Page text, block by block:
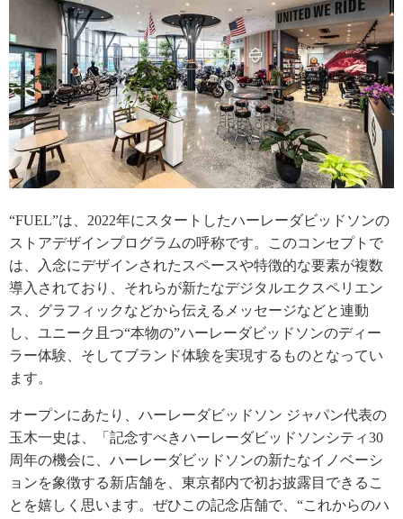
“FUEL”は、2022年にスタートしたハーレーダビッドソンの
ストアデザインプログラムの呼称です。このコンセプトで
は、入念にデザインされたスペースや特徴的な要素が複数
導入されており、それらが新たなデジタルエクスペリエン
ス、グラフィックなどから伝えるメッセージなどと連動
し、ユニーク且つ“本物の”ハーレーダビッドソンのディー
ラー体験、そしてブランド体験を実現するものとなってい
ます。
オープンにあたり、ハーレーダビッドソン ジャパン代表の
玉木一史は、「記念すべきハーレーダビッドソンシティ30
周年の機会に、ハーレーダビッドソンの新たなイノベーシ
ョンを象徴する新店舗を、東京都内で初お披露目できるこ
とを嬉しく思います。ぜひこの記念店舗で、“これからのハ